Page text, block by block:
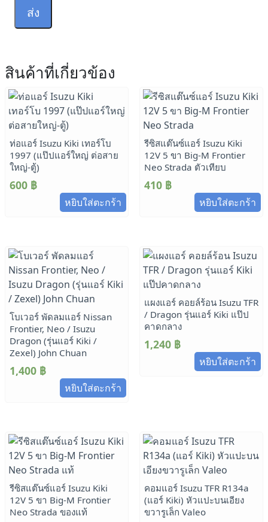
สินค้าที่เกี่ยวข้อง
ท่อแอร์ Isuzu Kiki เทอร์โบ
1997 (แป๊ปแอร์ใหญ่ ต่อสาย
ใหญ่-ตู้)
600 ฿
หยิบใส่ตะกร้า
รีซิสแต๊นซ์แอร์ Isuzu Kiki
12V 5 ขา Big-M Frontier
Neo Strada ตัวเทียบ
410 ฿
หยิบใส่ตะกร้า
โบเวอร์ พัดลมแอร์ Nissan
Frontier, Neo / Isuzu
Dragon (รุ่นแอร์ Kiki /
Zexel) John Chuan
1,400 ฿
หยิบใส่ตะกร้า
แผงแอร์ คอยล์ร้อน Isuzu TFR
/ Dragon รุ่นแอร์ Kiki แป๊ป
คาดกลาง
1,240 ฿
หยิบใส่ตะกร้า
รีซิสแต๊นซ์แอร์ Isuzu Kiki
12V 5 ขา Big-M Frontier
Neo Strada ของแท้
คอมแอร์ Isuzu TFR R134a
(แอร์ Kiki) หัวแปะบนเอียง
ขวารูเล็ก Valeo